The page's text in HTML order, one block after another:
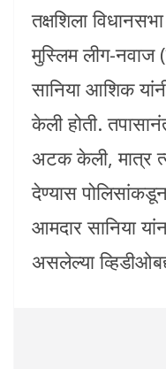
तक्षशिला
मुस्लिम लीग-नवाज
सानिया आशिक
केली होती.
अटक केली, मात्र
देण्यास
आमदार सानिया
असलेल्या